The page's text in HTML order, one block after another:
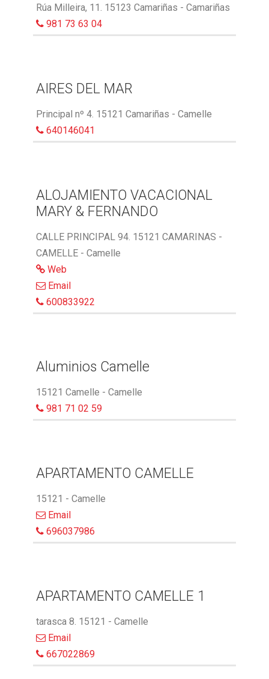
Rúa Milleira, 11. 15123 Camariñas - Camariñas
981 73 63 04
AIRES DEL MAR
Principal nº 4. 15121 Camariñas - Camelle
640146041
ALOJAMIENTO VACACIONAL
MARY & FERNANDO
CALLE PRINCIPAL 94. 15121 CAMARINAS -
CAMELLE - Camelle
Web
Email
600833922
Aluminios Camelle
15121 Camelle - Camelle
981 71 02 59
APARTAMENTO CAMELLE
15121 - Camelle
Email
696037986
APARTAMENTO CAMELLE 1
tarasca 8. 15121 - Camelle
Email
667022869